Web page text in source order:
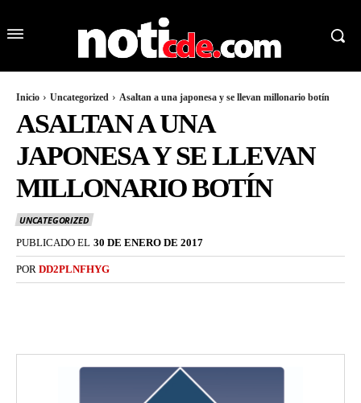
Inicio Uncategorized Asaltan a una japonesa y se llevan millonario botín
ASALTAN A UNA
JAPONESA Y SE LLEVAN
MILLONARIO BOTÍN
UNCATEGORIZED
PUBLICADO EL 30 DE ENERO DE 2017
POR DD2PLNFHYG